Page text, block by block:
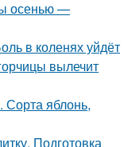
осенью —
в коленях уйдёт
вылечит
Сорта яблонь,
Подготовка